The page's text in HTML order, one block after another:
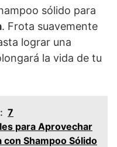
sólido para
. Frota suavemente
lograr una
la vida de tu
7
para Aprovechar
con Shampoo Sólido